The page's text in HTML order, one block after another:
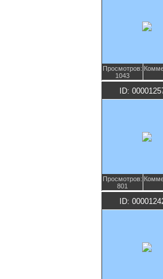
Просмотров:
1043
ID:
Просмотров:
801
ID: